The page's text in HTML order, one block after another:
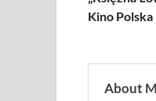
Kino Polska
About